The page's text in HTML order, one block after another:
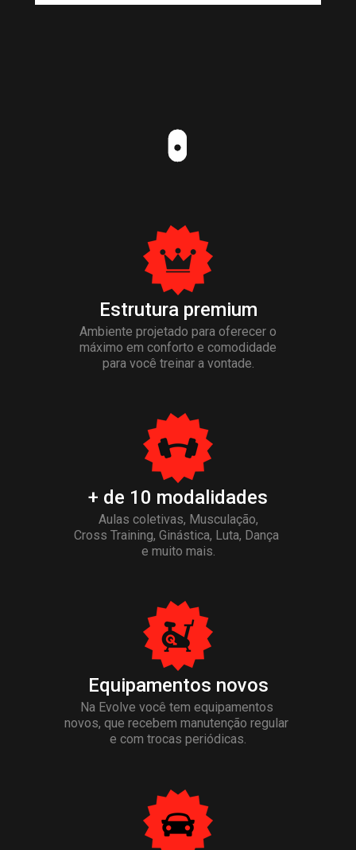
Estrutura premium
+ de 10 modalidades
Equipamentos novos
Na Evolve você tem equipamentos
e com trocas periódicas.
Aulas coletivas, Musculação,
e muito mais.
Ambiente projetado para oferecer o
máximo em conforto e comodidade
para você treinar a vontade.